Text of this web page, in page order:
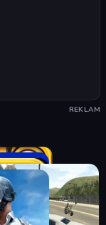
REKLAM